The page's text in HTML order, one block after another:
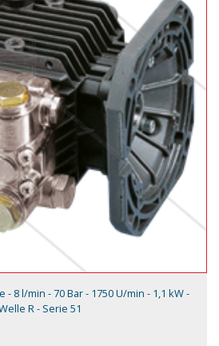
8 l/min - 70 Bar - 1750 U/min - 1,1 kW -
R - Serie 51